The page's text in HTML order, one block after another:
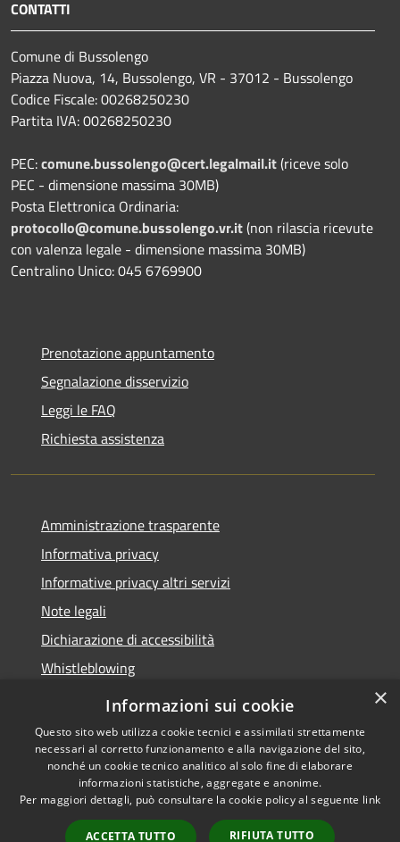
CONTATTI
Comune di Bussolengo
Piazza Nuova, 14, Bussolengo, VR - 37012 - Bussolengo
Codice Fiscale: 00268250230
Partita IVA: 00268250230
PEC:comune.bussolengo@cert.legalmail.it(riceve solo
PEC - dimensione massima 30MB)
Posta Elettronica Ordinaria:
protocollo@comune.bussolengo.vr.it(non rilascia ricevute
con valenza legale - dimensione massima 30MB)
Centralino Unico: 045 6769900
Prenotazione appuntamento
Segnalazione disservizio
Leggi le FAQ
Richiesta assistenza
Amministrazione trasparente
Informativa privacy
Informative privacy altri servizi
Note legali
Dichiarazione di accessibilità
Whistleblowing
RSS
Accessibilità
Privacy
Copyright © 2026 • Comune di
Bussolengo • Powered by
Municipium•Accesso
redazione
×
Informazioni sui cookie
Questo sito web utilizza cookie tecnici e assimilati strettamente
necessari al corretto funzionamento e alla navigazione del sito,
nonché un cookie tecnico analitico al solo fine di elaborare
informazioni statistiche, aggregate e anonime.
Per maggiori dettagli, può consultare la cookie policy al seguente link
ACCETTA TUTTO RIFIUTA TUTTO